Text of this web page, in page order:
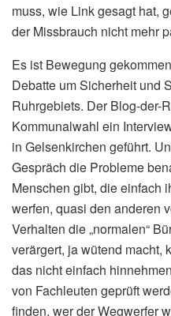
muss, wie Link gesagt hat,
der Missbrauch nicht mehr
Es ist Bewegung
Debatte um Sicherheit und
Ruhrgebiets. Der Blog-der-
Kommunalwahl ein
in Gelsenkirchen geführt.
Gespräch die Probleme
Menschen gibt, die einfach
werfen, quasi den anderen
Verhalten die „normalen“
verärgert, ja wütend macht,
das nicht einfach
von Fachleuten geprüft
finden, wer der Wegwerfer